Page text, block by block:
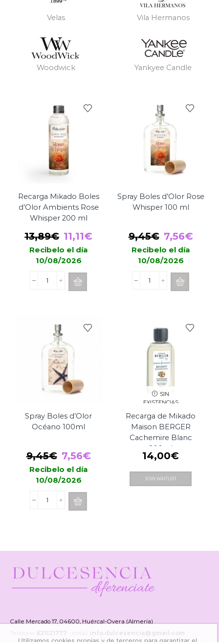
Velas Vila Hermanos
Woodwick Yankyee Candle
Recarga Mikado Boles
d’Olor Ambients Rose
Whisper 200 ml
13,89€ El
precio
original
era:
13,89€.
11,11€El
Recibelo el día
10/08/2026
Recarga
Mikado
Rose
Whisper
200
ml
cantidad
Spray Boles d’Olor Rose
Whisper 100 ml
9,45€ El
precio
original
era:
9,45€.
7,56€El
Recibelo el día
10/08/2026
Spray
100
ml
cantidad
Spray Boles d’Olor
Océano 100ml
9,45€ El
precio
original
era:
9,45€.
7,56€El
Recibelo el día
10/08/2026
Spray
cantidad
SIN
EXISTENCIAS
Recarga de Mikado
Maison BERGER
Cachemire Blanc
200ml
14,00€
JOIN WAITLIST
Calle Mercado 17, 04600, Huércal-Overa (Almería)
Teléfono: 621121777 info.dulcesencia@gmail.com